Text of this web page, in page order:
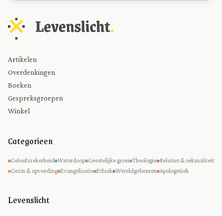
Artikelen
Overdenkingen
Boeken
Gespreksgroepen
Winkel
Categorieen
Geloofszekerheid Waterdoop Geestelijke groei Theologie Relaties & seksualiteit
Gezin & opvoeding Evangelisatie Ethiek Wereldgebeuren Apologetiek
Levenslicht